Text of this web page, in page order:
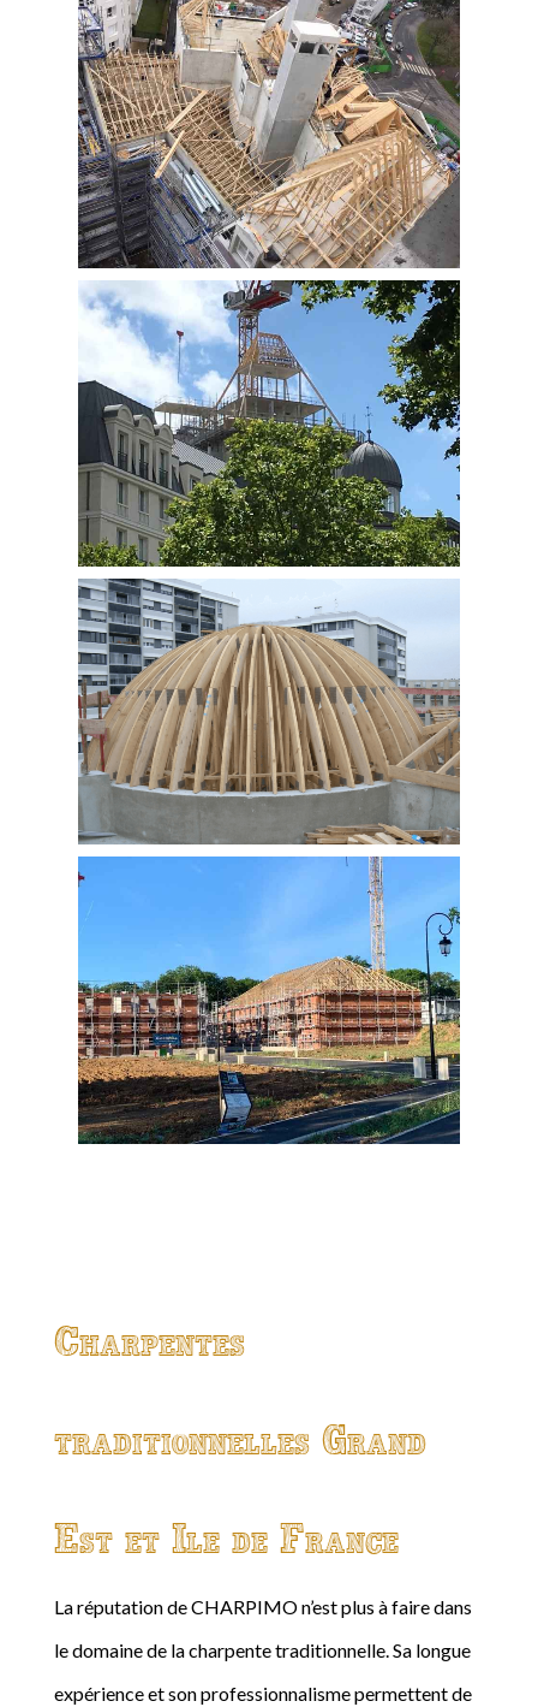
Charpentes
traditionnelles Grand
Est et Ile de France
La réputation de CHARPIMO n’est plus à faire dans
le domaine de la charpente traditionnelle. Sa longue
expérience et son professionnalisme permettent de